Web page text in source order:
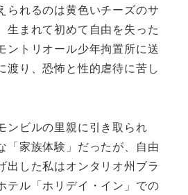
られるのは黄色いチーズのサ
生まれて初めて自由を失った
ントリオール少年拘置所に送
渡り、恐怖と性的虐待に苦し
ンビルの里親に引き取られ
「家族体験」だったが、自由
出した私はオンタリオ州ブラ
テル「ホリデイ・イン」での